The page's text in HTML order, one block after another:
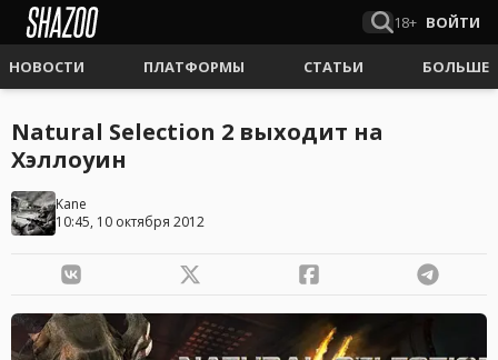
18+ ВОЙТИ
НОВОСТИ ПЛАТФОРМЫ СТАТЬИ БОЛЬШЕ
Natural Selection 2 выходит на
Хэллоуин
Kane
10:45, 10 октября 2012